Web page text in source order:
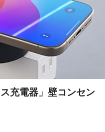
充電器」壁コンセン